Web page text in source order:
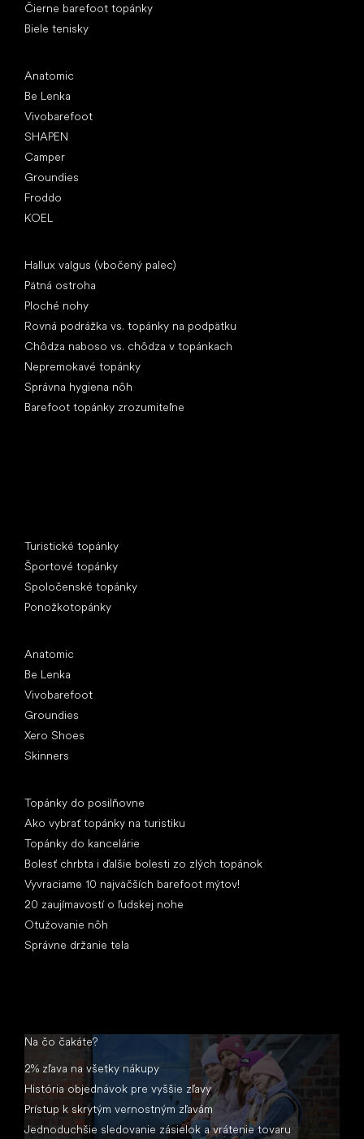
Čierne barefoot topánky
Biele tenisky
Anatomic
Be Lenka
Vivobarefoot
SHAPEN
Camper
Groundies
Froddo
KOEL
Hallux valgus (vbočený palec)
Pätná ostroha
Ploché nohy
Rovná podrážka vs. topánky na podpätku
Chôdza naboso vs. chôdza v topánkach
Nepremokavé topánky
Správna hygiena nôh
Barefoot topánky zrozumiteľne
Turistické topánky
Športové topánky
Spoločenské topánky
Ponožkotopánky
Anatomic
Be Lenka
Vivobarefoot
Groundies
Xero Shoes
Skinners
Topánky do posilňovne
Ako vybrať topánky na turistiku
Topánky do kancelárie
Bolesť chrbta i ďalšie bolesti zo zlých topánok
Vyvraciame 10 najväčších barefoot mýtov!
20 zaujímavostí o ľudskej nohe
Otužovanie nôh
Správne držanie tela
Na čo čakáte?
2% zľava na všetky nákupy
História objednávok pre vyššie zľavy
Prístup k skrytým vernostným zľavám
Jednoduchšie sledovanie zásielok a vrátenie tovaru